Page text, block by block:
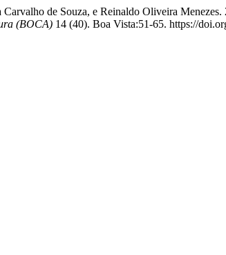
Carvalho de Souza, e Reinaldo Oliveira
(BOCA) 14 (40). Boa Vista:51-65. https://